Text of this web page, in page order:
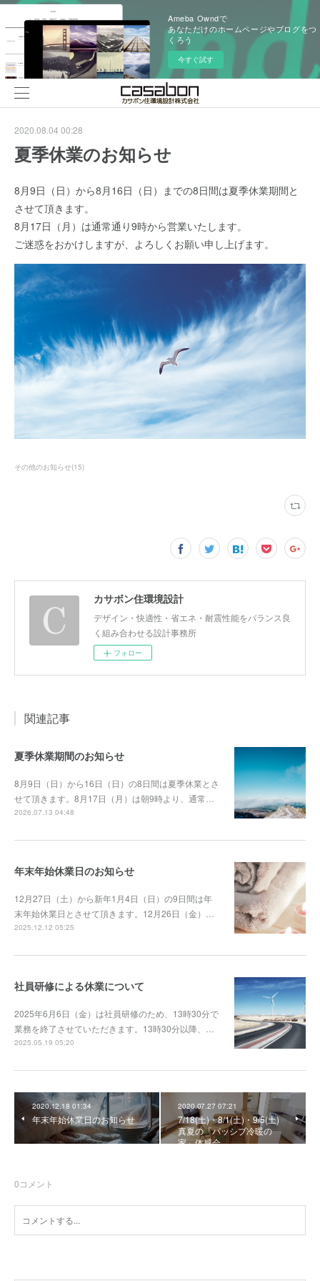
Ameba Owndで
あなただけのホームページやブログをつ
くろう
今すぐ試す
2020.08.04 00:28
夏季休業のお知らせ
8月9日（日）から8月16日（日）までの8日間は夏季休業期間と
させて頂きます。
8月17日（月）は通常通り9時から営業いたします。
ご迷惑をおかけしますが、よろしくお願い申し上げます。
その他のお知らせ(15)
カサボン住環境設計
デザイン・快適性・省エネ・耐震性能をバランス良
く組み合わせる設計事務所
フォロー
関連記事
夏季休業期間のお知らせ
8月9日（日）から16日（日）の8日間は夏季休業とさ
せて頂きます。8月17日（月）は朝9時より、通常…
2026.07.13 04:48
年末年始休業日のお知らせ
12月27日（土）から新年1月4日（日）の9日間は年
末年始休業日とさせて頂きます。12月26日（金）…
2025.12.12 05:25
社員研修による休業について
2025年6月6日（金）は社員研修のため、13時30分で
業務を終了させていただきます。13時30分以降、…
2025.05.19 05:20
2020.12.18 01:34
年末年始休業日のお知らせ
2020.07.27 07:21
7/18(土)・8/1(土)・9/5(土)
真夏の「パッシブ冷暖の
家」体感会
0コメント